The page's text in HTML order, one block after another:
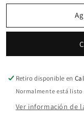
para
blue
para
blue
Retiro disponible en
Normalmente está listo
Ver información de